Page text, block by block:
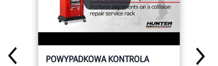
POWYPADKOWA KONTROLA